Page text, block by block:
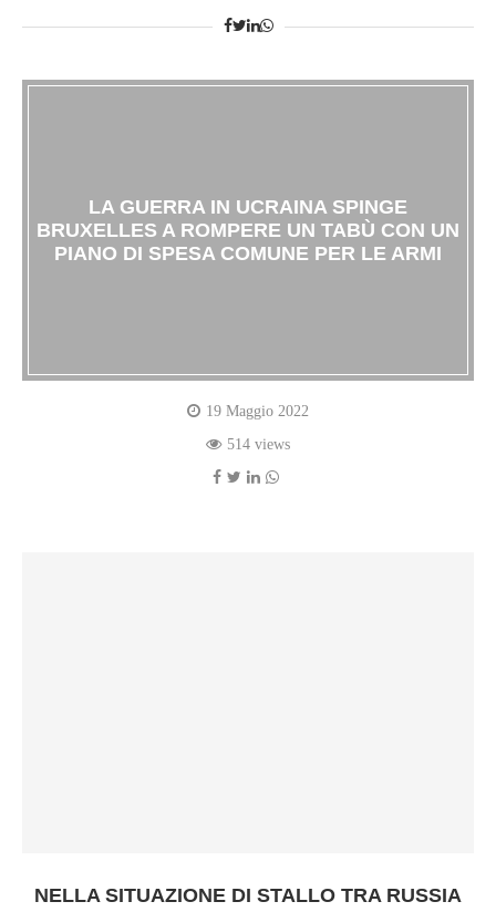
LA GUERRA IN UCRAINA SPINGE
BRUXELLES A ROMPERE UN TABÙ CON UN
PIANO DI SPESA COMUNE PER LE ARMI
19 Maggio 2022
514 views
NELLA SITUAZIONE DI STALLO TRA RUSSIA